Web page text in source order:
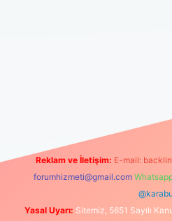
Reklam ve İletişim: E-mail:
forumhizmeti@gmail.com
Yasal Uyarı: Sitemiz, 5651 Sayılı